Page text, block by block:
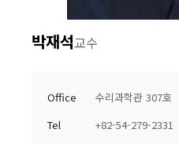
박재석교수
Office
수리과학관 307호
Tel
+82-54-279-2331